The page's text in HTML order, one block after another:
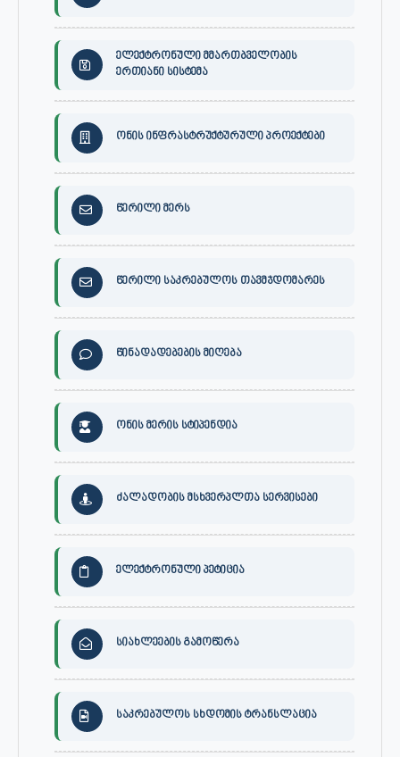
ელექტრონული მმართბველობის
ერთიანი სისტემა
ონის ინფრასტრუქტურული პროექტები
წერილი მერს
წერილი საკრებულოს თავმჯდომარეს
წინადადებების მიღება
ონის მერის სტიპენდია
ძალადობის მსხვერპლთა სერვისები
ელექტრონული პეტიცია
სიახლეების გამოწერა
საკრებულოს სხდომის ტრანსლაცია